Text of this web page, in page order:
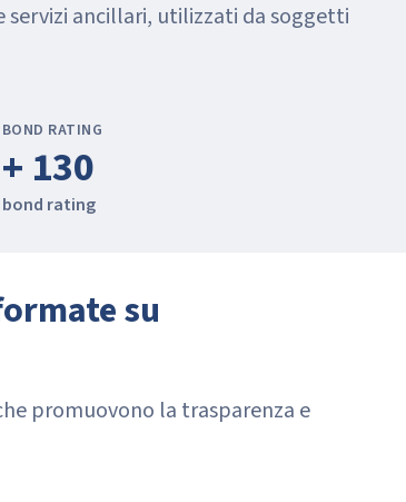
servizi ancillari, utilizzati da soggetti
BOND RATING
+ 130
bond rating
su
promuovono la trasparenza e